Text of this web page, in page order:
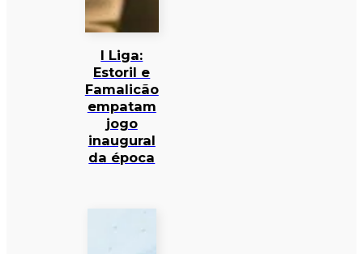
I Liga:
Estoril e
Famalicão
empatam
jogo
inaugural
da época